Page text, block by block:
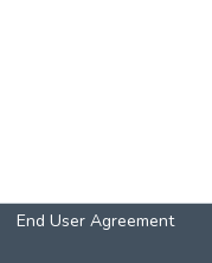
End User Agreement